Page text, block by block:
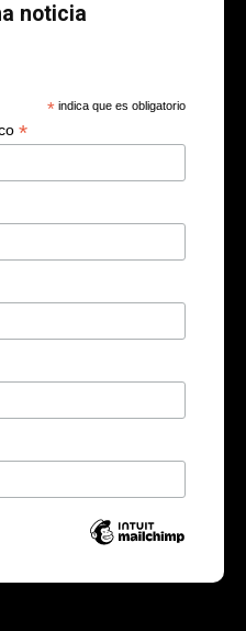
noticia
* indica que es obligatorio
*